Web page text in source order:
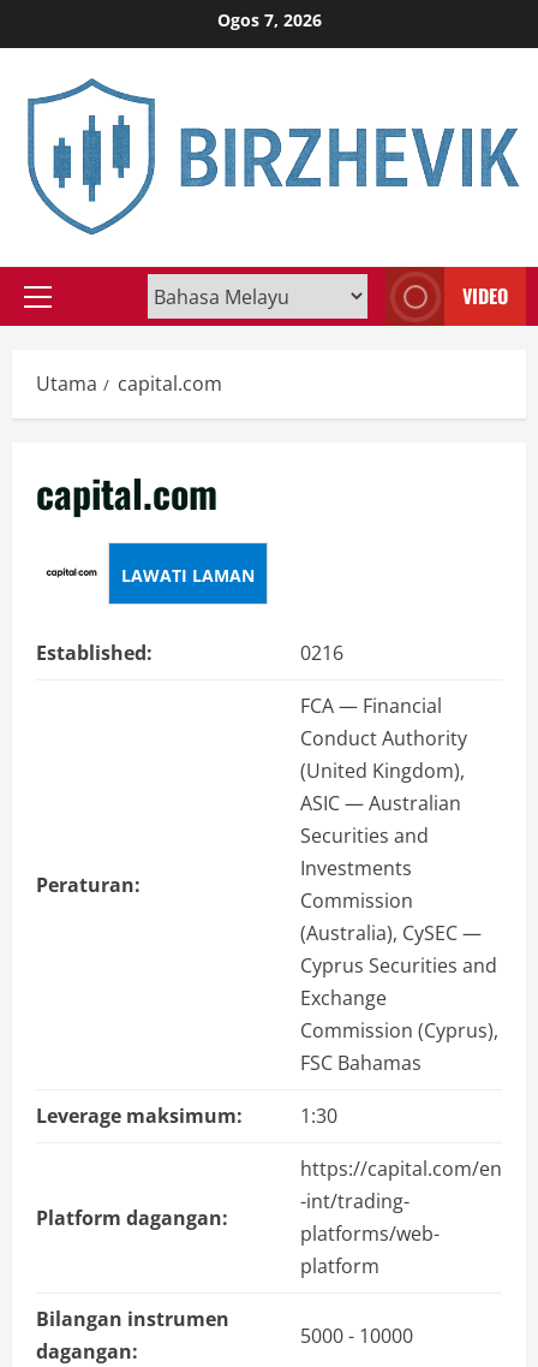
to
Ogos 7, 2026
Primary
VIDEO
Utama capital.com
capital.com
LAWATI LAMAN
Established: 0216
Peraturan:
FCA — Financial
Conduct Authority
(United Kingdom),
ASIC — Australian
Securities and
Investments
Commission
(Australia), CySEC —
Cyprus Securities and
Exchange
Commission (Cyprus),
FSC Bahamas
Leverage maksimum:
1:30
Platform dagangan:
https://capital.com/en
-int/trading-
platforms/web-
platform
Bilangan instrumen
dagangan:
5000 - 10000